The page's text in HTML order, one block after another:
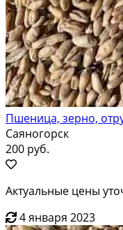
Пшеница, зерно,
Саяногорск
200 руб.
Актуальные цены
4 января 2023